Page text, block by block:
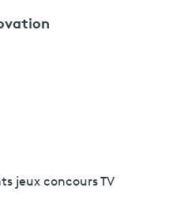
jeux concours TV